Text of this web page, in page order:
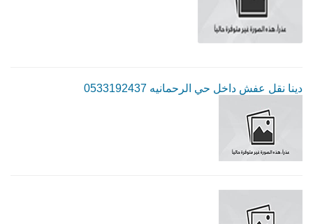
دينا نقل عفش داخل حي الرحمانيه 0533192437